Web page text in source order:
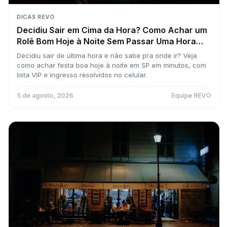
DICAS REVO
Decidiu Sair em Cima da Hora? Como Achar um
Rolê Bom Hoje à Noite Sem Passar Uma Hora
Pesquisando
Decidiu sair de última hora e não sabe pra onde ir? Veja
como achar festa boa hoje à noite em SP em minutos, com
lista VIP e ingresso resolvidos no celular.
5 de agosto, 2026 Equipe REVO